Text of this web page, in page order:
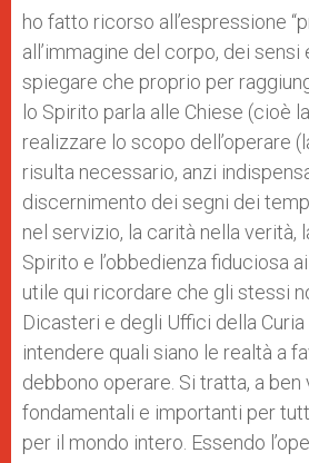
ho fatto ricorso all’espressione
all’immagine del corpo, dei sensi
spiegare che proprio per
lo Spirito parla alle Chiese (cioè
realizzare lo scopo dell’operare
risulta necessario, anzi
discernimento dei segni dei
nel servizio, la carità nella verità,
Spirito e l’obbedienza fiduciosa
utile qui ricordare che gli stessi
Dicasteri e degli Uffici della
intendere quali siano le realtà a
debbono operare. Si tratta, a ben
fondamentali e importanti per
per il mondo intero. Essendo